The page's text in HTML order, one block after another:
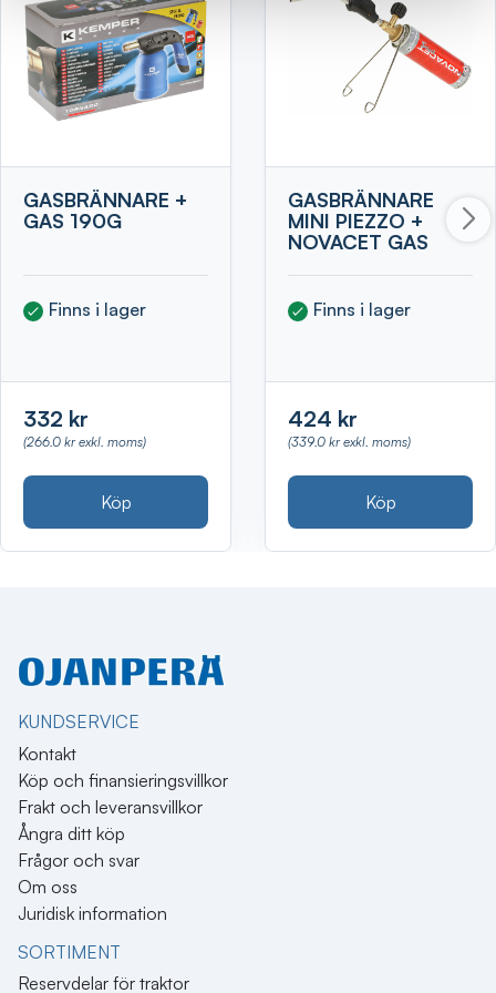
GASBRÄNNARE +
GAS 190G
Finns i lager
332 kr
(266.0 kr exkl. moms)
Köp
GASBRÄNNARE
MINI PIEZZO +
NOVACET GAS
Finns i lager
424 kr
(339.0 kr exkl. moms)
Köp
KUNDSERVICE
Kontakt
Köp och finansieringsvillkor
Frakt och leveransvillkor
Ångra ditt köp
Frågor och svar
Om oss
Juridisk information
SORTIMENT
Reservdelar för traktor